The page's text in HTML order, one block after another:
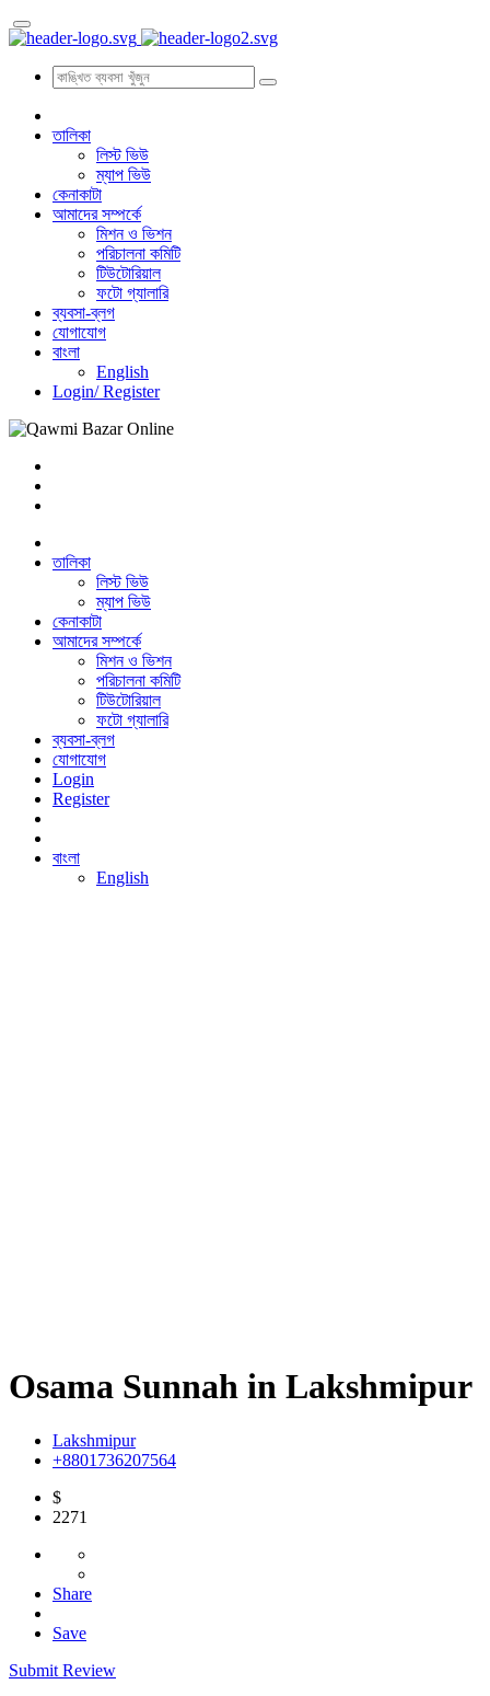
তালিকা
লিস্ট ভিউ
ম্যাপ ভিউ
কেনাকাটা
আমাদের সম্পর্কে
মিশন ও ভিশন
পরিচালনা কমিটি
টিউটোরিয়াল
ফটো গ্যালারি
ব্যবসা-ব্লগ
যোগাযোগ
বাংলা
English
Login/ Register
তালিকা
লিস্ট ভিউ
ম্যাপ ভিউ
কেনাকাটা
আমাদের সম্পর্কে
মিশন ও ভিশন
পরিচালনা কমিটি
টিউটোরিয়াল
ফটো গ্যালারি
ব্যবসা-ব্লগ
যোগাযোগ
Login
Register
বাংলা
English
Osama Sunnah in Lakshmipur
Lakshmipur
+8801736207564
$
2271
Share
Save
Submit Review